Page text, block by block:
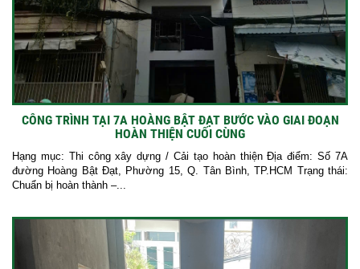
CÔNG TRÌNH TẠI 7A HOÀNG BẬT ĐẠT BƯỚC VÀO GIAI ĐOẠN
HOÀN THIỆN CUỐI CÙNG
Hạng mục: Thi công xây dựng / Cải tạo hoàn thiện Địa điểm: Số 7A
đường Hoàng Bật Đạt, Phường 15, Q. Tân Bình, TP.HCM Trạng thái:
Chuẩn bị hoàn thành –...